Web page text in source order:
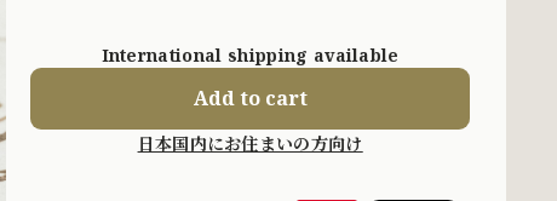
International shipping available
Add to cart
日本国内にお住まいの方向け